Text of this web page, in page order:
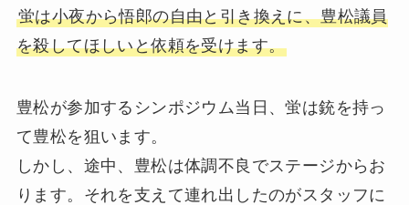
蛍は小夜から悟郎の自由と引き換えに、豊松議員
を殺してほしいと依頼を受けます。
豊松が参加するシンポジウム当日、蛍は銃を持っ
て豊松を狙います。
しかし、途中、豊松は体調不良でステージからお
ります。それを支えて連れ出したのがスタッフに